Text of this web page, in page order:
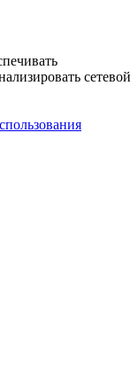
сетевой